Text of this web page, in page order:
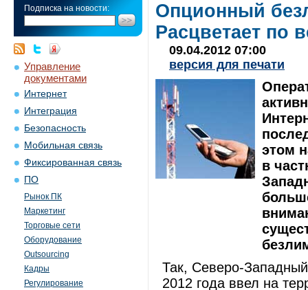
Подписка на новости:
Управление
документами
Интернет
Интеграция
Безопасность
Мобильная связь
Фиксированная связь
ПО
Рынок ПК
Маркетинг
Торговые сети
Оборудование
Outsourcing
Кадры
Регулирование
Опционный
Расцветает по
09.04.2012 07:00
версия для печати
этом
в
Так, Северо-
2012 года ввел на